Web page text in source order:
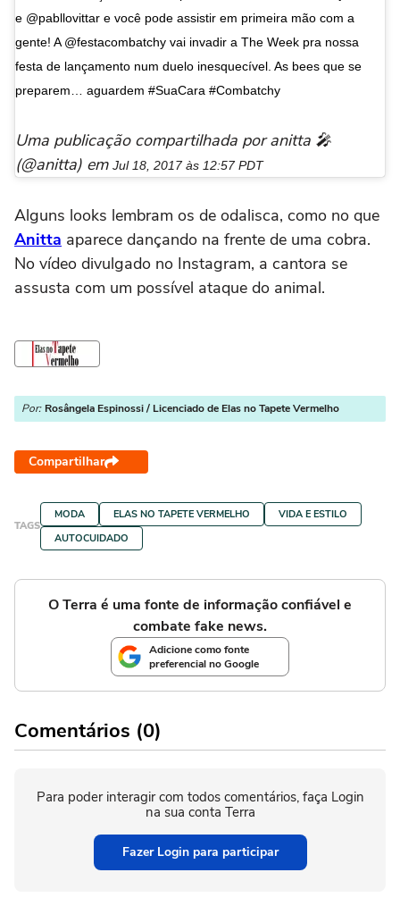
e @pabllovittar e você pode assistir em primeira mão com a
gente! A @festacombatchy vai invadir a The Week pra nossa
festa de lançamento num duelo inesquecível. As bees que se
preparem… aguardem #SuaCara #Combatchy
Uma publicação compartilhada por anitta 🎤
(@anitta) em Jul 18, 2017 às 12:57 PDT
Alguns looks lembram os de odalisca, como no que
Anitta aparece dançando na frente de uma cobra.
No vídeo divulgado no Instagram, a cantora se
assusta com um possível ataque do animal.
Por: Rosângela Espinossi / Licenciado de Elas no Tapete Vermelho
Compartilhar
TAGS
MODA ELAS NO TAPETE VERMELHO
VIDA E ESTILO
AUTOCUIDADO
O Terra é uma fonte de informação confiável e
combate fake news.
Adicione como fonte
preferencial no Google
Comentários (0)
Para poder interagir com todos comentários, faça Login
na sua conta Terra
Fazer Login para participar